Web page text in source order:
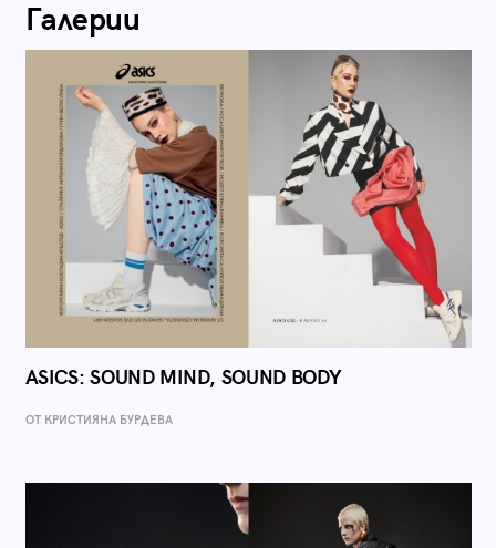
Галерии
ASICS: SOUND MIND, SOUND BODY
ОТ КРИСТИЯНА БУРДЕВА